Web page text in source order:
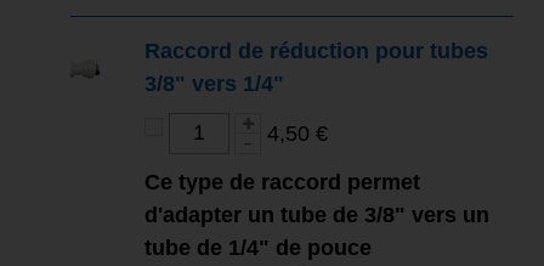
Raccord de réduction pour tubes
3/8" vers 1/4"
4,50 €
Ce type de raccord permet
d'adapter un tube de 3/8" vers un
tube de 1/4" de pouce